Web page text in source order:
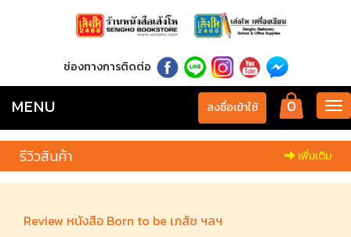
ช่องทางการติดต่อ
0
ลงชื่อเข้าใช้
MENU
รีวิวสินค้า เพิ่มเติม
Review หนังสือ Born to be เภสัช ฯลฯ